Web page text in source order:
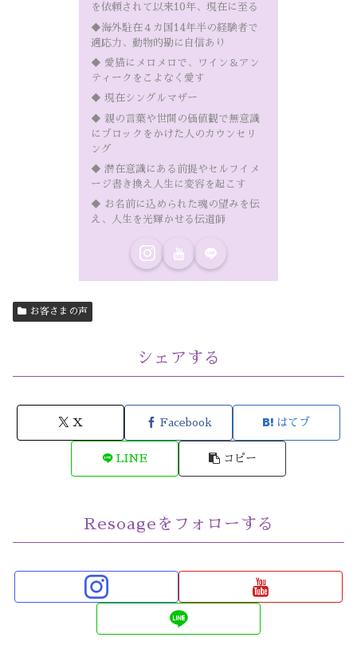
を依頼されて以来10年、現在に至る
◆海外駐在４カ国14年半の経験者で
適応力、動物的勘に自信あり
◆ 愛猫にメロメロで、ワイン＆アン
ティークをこよなく愛す
◆ 現在シングルマザー
◆ 親の言葉や世間の価値観で無意識
にブロックをかけた人のカウンセリ
ング
◆ 潜在意識にある前提やセルフイメ
ージ書き換え人生に変容を起こす
◆ お名前に込められた魂の望みを伝
え、人生を光輝かせる伝道師
お客さまの声
シェアする
X Facebook はてブ
LINE コピー
Resoageをフォローする